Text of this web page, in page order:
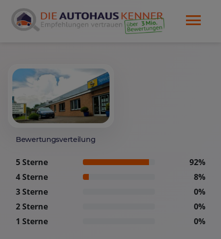
Bewertungsverteilung
5 Sterne
92%
4 Sterne
8%
3 Sterne
0%
2 Sterne
0%
1 Sterne
0%